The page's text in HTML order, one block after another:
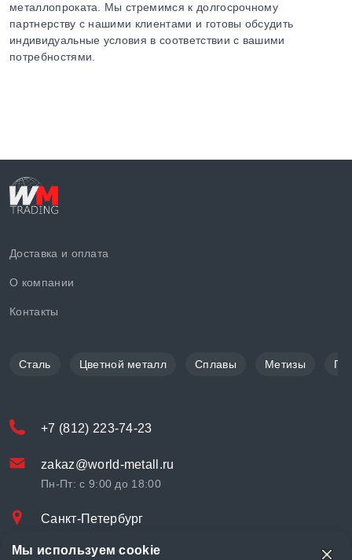
металлопроката. Мы стремимся к долгосрочному
партнерству с нашими клиентами и готовы обсудить
индивидуальные условия в соответствии с вашими
потребностями.
Доставка и оплата
О компании
Контакты
Сталь Цветной металл Сплавы Метизы
+7 (812) 223-74-23
zakaz@world-metall.ru
Пн-Пт: с 9:00 до 18:00
Санкт-Петербург
Мы используем cookie